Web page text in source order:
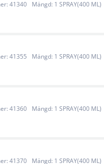
41340 Mängd: 1 SPRAY(400 ML)
41355 Mängd: 1 SPRAY(400 ML)
41360 Mängd: 1 SPRAY(400 ML)
41370 Mängd: 1 SPRAY(400 ML)